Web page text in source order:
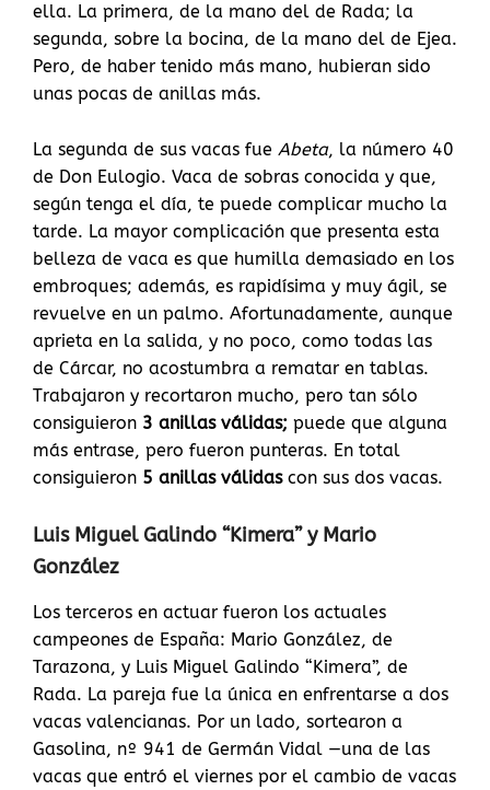
ella. La primera, de la mano del de Rada; la
segunda, sobre la bocina, de la mano del de Ejea.
Pero, de haber tenido más mano, hubieran sido
unas pocas de anillas más.
La segunda de sus vacas fue Abeta, la número 40
de Don Eulogio. Vaca de sobras conocida y que,
según tenga el día, te puede complicar mucho la
tarde. La mayor complicación que presenta esta
belleza de vaca es que humilla demasiado en los
embroques; además, es rapidísima y muy ágil, se
revuelve en un palmo. Afortunadamente, aunque
aprieta en la salida, y no poco, como todas las
de Cárcar, no acostumbra a rematar en tablas.
Trabajaron y recortaron mucho, pero tan sólo
consiguieron 3 anillas válidas; puede que alguna
más entrase, pero fueron punteras. En total
consiguieron 5 anillas válidas con sus dos vacas.
Luis Miguel Galindo “Kimera” y Mario
González
Los terceros en actuar fueron los actuales
campeones de España: Mario González, de
Tarazona, y Luis Miguel Galindo “Kimera”, de
Rada. La pareja fue la única en enfrentarse a dos
vacas valencianas. Por un lado, sortearon a
Gasolina, nº 941 de Germán Vidal —una de las
vacas que entró el viernes por el cambio de vacas